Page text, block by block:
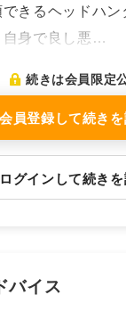
きるヘッドハ
自身で良し悪…
続きは会員限定
会員登録して続き
ログインして続き
バイス